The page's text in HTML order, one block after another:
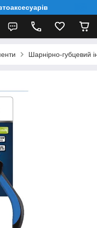
Шарнірно-губцевий